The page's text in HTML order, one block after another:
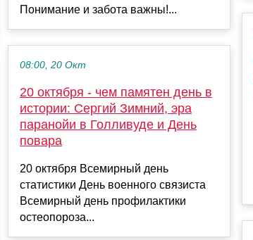
Понимание и забота важны!...
08:00, 20 Окт
20 октября - чем памятен день в
истории: Сергий Зимний, эра
паранойи в Голливуде и День
повара
20 октября Всемирный день
статистики День военного связиста
Всемирный день профилактики
остеопороза...